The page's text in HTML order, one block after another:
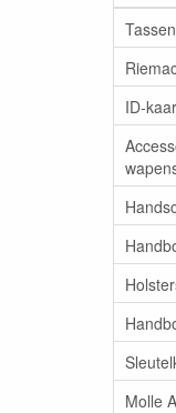
Tassen
ID-
Molle